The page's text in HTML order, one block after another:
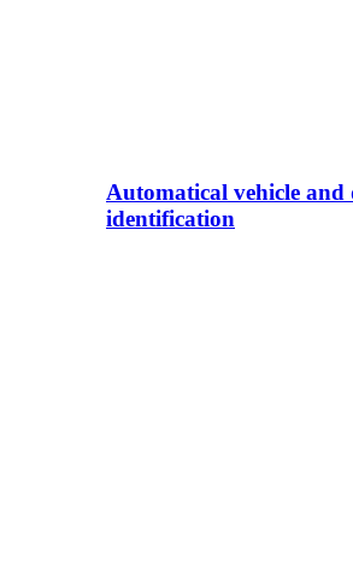
Automatical vehicle
identification